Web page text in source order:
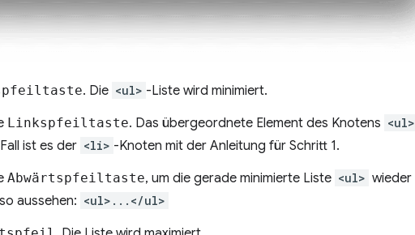
. Die <ul> -Liste wird minimiert.
Linkspfeiltaste. Das übergeordnete Element des Knotens <ul>
ist es der <li> -Knoten mit der Anleitung für Schritt 1.
Abwärtspfeiltaste, um die gerade minimierte Liste <ul> wieder
aussehen: <ul>...</ul>